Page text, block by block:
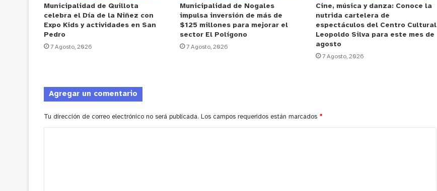
Municipalidad de Quillota
celebra el Día de la Niñez con
Expo Kids y actividades en San
Pedro
7 Agosto, 2026
Municipalidad de Nogales
impulsa inversión de más de
$125 millones para mejorar el
sector El Polígono
7 Agosto, 2026
Cine, música y danza: Conoce la
nutrida cartelera de
espectáculos del Centro Cultural
Leopoldo Silva para este mes de
agosto
7 Agosto, 2026
Agregar un comentario
Tu dirección de correo electrónico no será publicada. Los campos requeridos están marcados *